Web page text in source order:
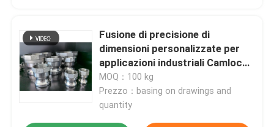
Fusione di precisione di
dimensioni personalizzate per
applicazioni industriali Camlocks
ecc.
MOQ：100 kg
Prezzo：basing on drawings and
quantity